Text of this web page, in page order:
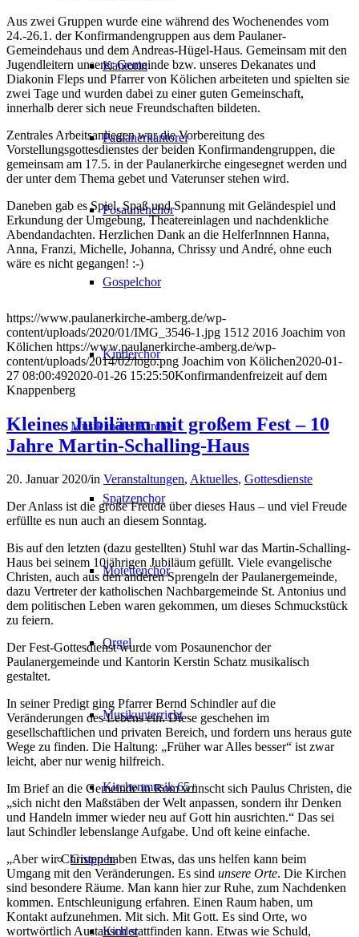
Kantorin
Paulanerkantorei
Posaunenchor
Gospelchor
Kinderchor
Musik in der Kirche
Spatzenchor
Motettenchor
Orgel
Musikunterricht
Kirchenmusik 65+
Gruppen
Kinder
Aus zwei Gruppen wurde eine während des Wochenendes vom
24.-26.1. der Konfirmandengruppen aus dem Paulaner-
Gemeindehaus und dem Andreas-Hügel-Haus. Gemeinsam mit den
Jugendleitern unserer Gemeinde bzw. unseres Dekanates und
Diakonin Fleps und Pfarrer von Kölichen arbeiteten und spielten sie
zwei Tage und wurden dabei zu einer guten Gemeinschaft,
innerhalb derer sich neue Freundschaften bildeten.
Zentrales Arbeitsanliegen war die Vorbereitung des
Vorstellungsgottesdienstes der beiden Konfirmandengruppen, die
gemeinsam am 17.5. in der Paulanerkirche eingesegnet werden und
der unter dem Thema gebet und Vaterunser stehen wird.
Daneben gab es Spiel, Spaß und Spannung mit Geländespiel und
Erkundung der Umgebung, Theatereinlagen und nachdenkliche
Abendandachten. Herzlichen Dank an die HelferInnnen Hanna,
Anna, Franzi, Michelle, Johanna, Chrissy und André, ohne euch
wäre es nicht gegangen! :-)
https://www.paulanerkirche-amberg.de/wp-
content/uploads/2020/01/IMG_3546-1.jpg 1512 2016 Joachim von
Kölichen https://www.paulanerkirche-amberg.de/wp-
content/uploads/2014/02/logo.png Joachim von Kölichen2020-01-
27 08:00:492020-01-26 15:25:50Konfirmandenfreizeit auf dem
Knappenberg
Kleines Jubiläum mit großem Fest – 10
Jahre Martin-Schalling-Haus
20. Januar 2020/in Veranstaltungen, Aktuelles, Gottesdienste
Der Anlass ist die große Freude über dieses Haus – und viel Freude
erfüllte es nun auch an diesem Sonntag.
Bis auf den letzten (dazu gestellten) Stuhl war das Martin-Schalling-
Haus bei seinem 10jährigen Jubiläum gefüllt. Viele evangelische
Christen, auch aus den anderen Sprengeln der Paulanergemeinde,
dazu Vertreter der katholischen Nachbargemeinde St. Antonius und
dem politischen Leben waren gekommen, um dieses Schmuckstück
zu feiern.
Der Fest-Gottesdienst wurde vom Posaunenchor der
Paulanergemeinde und Kantorin Kerstin Schatz musikalisch
gestaltet.
In seiner Predigt ging Pfarrer Bernd Schindler auf die
Veränderungen des Lebens ein. Diese geschehen im
gesellschaftlichen und privaten Bereich, und fordern uns heraus gute
Wege zu finden. Die Haltung: „Früher war Alles besser“ ist zwar
leicht, aber nur wenig hilfreich.
Im Brief an die Gemeinde in Rom wünscht sich Paulus Christen, die
„sich nicht den Maßstäben der Welt anpassen, sondern ihr Denken
und Handeln immer wieder neu auf Gott hin ausrichten.“ Das sei
laut Schindler lebenslange Aufgabe. Und oft keine einfache.
„Aber wir Christen haben Etwas, das uns helfen kann beim
Umgang mit den Veränderungen. Es sind unsere Orte. Die Kirchen
sind besondere Räume. Man kann hier zur Ruhe, zum Nachdenken
kommen. Entschleunigung erfahren. Einen Raum haben, um
Kontakt aufzunehmen. Mit sich. Mit Gott. Es sind Orte, wo
wortwörtlich Austausch stattfinden kann. Etwas wie Schuld,